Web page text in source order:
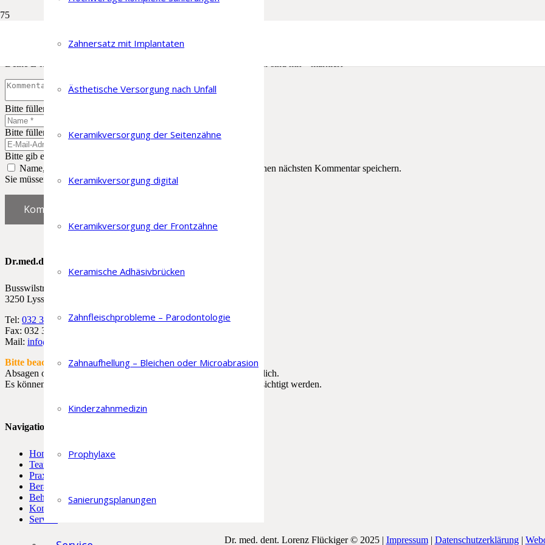
Zahnersatz mit Implantaten
Ästhetische Versorgung nach Unfall
Keramikversorgung der Seitenzähne
Keramikversorgung digital
Keramikversorgung der Frontzähne
Keramische Adhäsivbrücken
Zahnfleischprobleme – Parodontologie
Zahnaufhellung – Bleichen oder Microabrasion
Kinderzahnmedizin
Prophylaxe
Sanierungsplanungen
Bitte füllen Sie dieses Feld aus.
Bitte füllen Sie dieses Feld aus.
Bitte gib eine gültige E-Mail-Adresse ein.
Name, E-Mail-Adresse und Website in diesem Browser für meinen nächsten Kommentar speichern.
Sie müssen den Bedingungen zustimmen, um fortzufahren.
Kommentar abschicken
Dr.med.dent. Lorenz Flückiger
Busswilstrasse 22
3250 Lyss
Tel: 032 385 17 17
Fax: 032 385 17 16
Mail: info@lorenzflueckiger.ch
Bitte beachten:
Absagen oder verschieben von Terminen sind
per Email möglich.
Es können
Absagen oder Verschiebungen berücksichtigt werden.
Navigation
Home
Team
Praxis
Beratung
Behandlungen
Kontakt
Service
Dr. med. dent. Lorenz Flückiger © 2025 | Impressum| Datenschutzerklärung|